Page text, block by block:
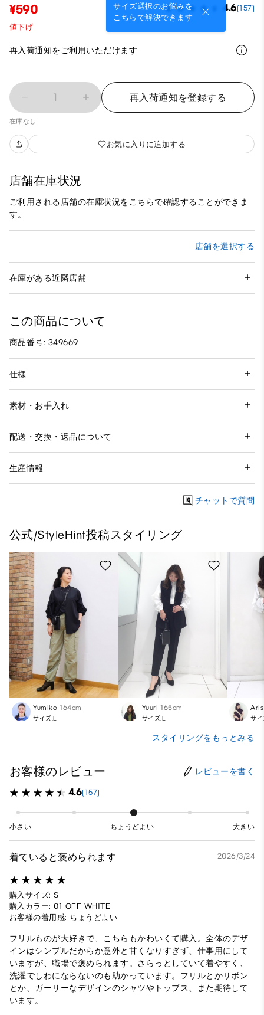
サイズ選択のお悩みを
こちらで解決できます
¥590 4.6(157)
値下げ
再入荷通知をご利用いただけます
1 再入荷通知を登録する
在庫なし
お気に入りに追加する
店舗在庫状況
ご利用される店舗の在庫状況をこちらで確認することができま
す。
店舗を選択する
在庫がある近隣店舗
この商品について
商品番号: 349669
仕様
素材・お手入れ
配送・交換・返品について
生産情報
チャットで質問
公式/StyleHint投稿スタイリング
Yumiko 164cm
サイズ:L
Yuuri 165cm
サイズ:L サ
スタイリングをもっとみる
お客様のレビュー レビューを書く
4.6(157)
小さい ちょうどよい 大きい
着ていると褒められます 2026/3/24
購入サイズ: S
購入カラー: 01 OFF WHITE
お客様の着用感: ちょうどよい
フリルものが大好きで、こちらもかわいくて購入。全体のデザ
インはシンプルだからか意外と甘くなりすぎず、仕事用にして
いますが、職場で褒められます。さらっとしていて着やすく、
洗濯でしわにならないのも助かっています。フリルとかリボン
とか、ガーリーなデザインのシャツやトップス、また期待して
います。